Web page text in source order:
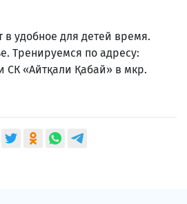
в удобное для детей время.
Тренируемся по адресу:
СК «Айтқали Қабай» в мкр.